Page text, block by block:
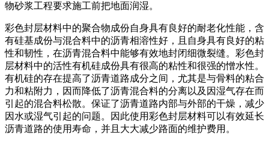
物砂浆工程要求施工前把地面润湿。
彩色封层材料中的聚合物成份自身具有良好的耐老化性能，含
有硅基成份与混合料中的沥青相溶性好，且自身具有良好的粘
性和韧性，在沥青混合料中能够有效地封闭细微裂缝。彩色封
层材料中的活性有机硅成份具有很高的粘性和很强的憎水性。
有机硅的存在提高了沥青道路成分之间，尤其是与骨料的粘合
力和粘附力，因而降低了沥青混合料的分离以及因湿气存在而
引起的混合料松散。保证了沥青道路内部与外部的干燥，减少
因水或湿气引起的问题。因此使用彩色封层材料可以有效延长
沥青道路的使用寿命，并且大大减少路面的维护费用。